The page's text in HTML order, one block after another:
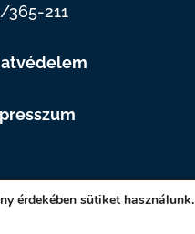
365-211
érdekében sütiket használunk.